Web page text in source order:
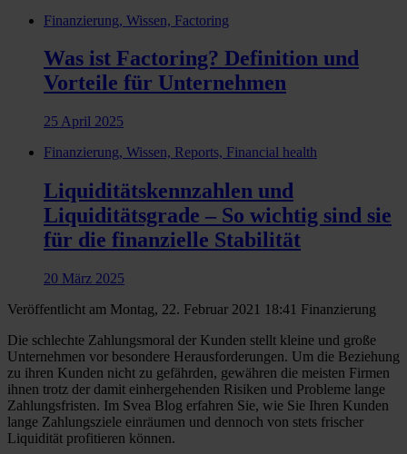
Finanzierung, Wissen, Factoring
Was ist Factoring? Definition und
Vorteile für Unternehmen
25 April 2025
Finanzierung, Wissen, Reports, Financial health
Liquiditätskennzahlen und
Liquiditätsgrade – So wichtig sind sie
für die finanzielle Stabilität
20 März 2025
Veröffentlicht am Montag, 22. Februar 2021 18:41 Finanzierung
Die schlechte Zahlungsmoral der Kunden stellt kleine und große
Unternehmen vor besondere Herausforderungen. Um die Beziehung
zu ihren Kunden nicht zu gefährden, gewähren die meisten Firmen
ihnen trotz der damit einhergehenden Risiken und Probleme lange
Zahlungsfristen. Im Svea Blog erfahren Sie, wie Sie Ihren Kunden
lange Zahlungsziele einräumen und dennoch von stets frischer
Liquidität profitieren können.